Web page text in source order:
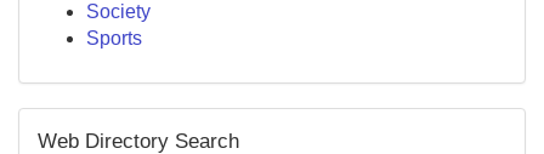
Society
Sports
Web Directory Search